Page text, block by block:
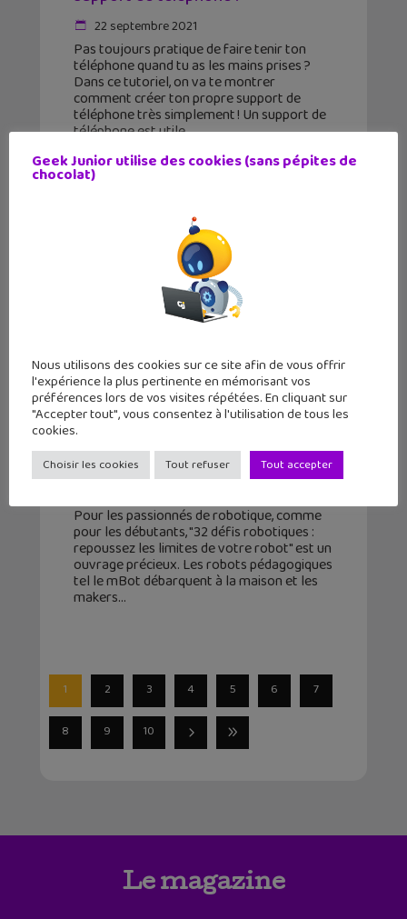
22 septembre 2021
Pas toujours pratique de faire tenir ton
téléphone quand tu as les mains prises ?
Dans ce tutoriel, on va te montrer
comment créer ton propre support de
téléphone très simplement ! Un support de
téléphone est utile,
32 défis robotiques : repoussez les
limites de votre robot
Pour les passionnés de robotique, comme
pour les débutants, "32 défis robotiques :
repoussez les limites de votre robot" est un
ouvrage précieux. Les robots pédagogiques
tel le mBot débarquent à la maison et les
makers
1 2 3 4 5 6 7
8 9 10
Le magazine
Geek Junior utilise des cookies (sans pépites de
chocolat)
Nous utilisons des cookies sur ce site afin de vous offrir
l'expérience la plus pertinente en mémorisant vos
préférences lors de vos visites répétées. En cliquant sur
"Accepter tout", vous consentez à l'utilisation de tous les
cookies.
Choisir les cookies Tout refuser Tout accepter